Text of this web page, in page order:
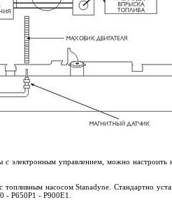
с электронным управлением, можно
топливным насосом Stanadyne. Стандартно
- P650P1 - P900E1.